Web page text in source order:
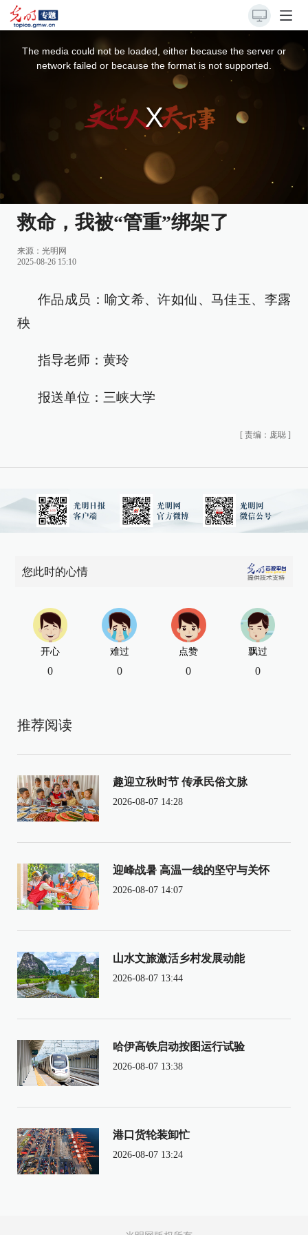
The media could not be loaded, either because the server or
network failed or because the format is not supported.
救命，我被“管重”绑架了
来源： 光明网
2025-08-26 15:10
作品成员：喻文希、许如仙、马佳玉、李露
秧
指导老师：黄玲
报送单位：三峡大学
[ 责编：庞聪 ]
您此时的心情
开心
0
难过
0
点赞
0
飘过
0
推荐阅读
趣迎立秋时节 传承民俗文脉
2026-08-07 14:28
迎峰战暑 高温一线的坚守与关怀
2026-08-07 14:07
山水文旅激活乡村发展动能
2026-08-07 13:44
哈伊高铁启动按图运行试验
2026-08-07 13:38
港口货轮装卸忙
2026-08-07 13:24